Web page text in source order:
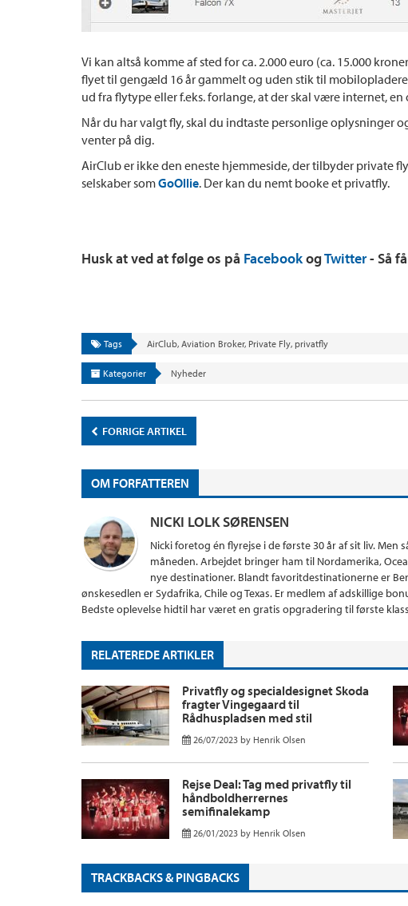
Vi kan altså komme af sted for ca. 2.000 euro (ca. 15.000
flyet til gengæld 16 år gammelt og uden stik til
ud fra flytype eller f.eks. forlange, at der skal være internet,
Når du har valgt fly, skal du indtaste personlige oplysninger
venter på dig.
AirClub er ikke den eneste hjemmeside, der tilbyder private
selskaber somGoOllie. Der kan du nemt booke et privatfly.
Husk at ved at følge os på FacebookogTwitter- Så
Tags AirClub, Aviation Broker, Private Fly, privatfly
Kategorier Nyheder
FORRIGE ARTIKEL
OM FORFATTEREN
NICKI LOLK SØRENSEN
Nicki foretog én flyrejse i de første 30 år af sit liv.
måneden. Arbejdet bringer ham til Nordamerika,
nye destinationer. Blandt favoritdestinationerne er
ønskesedlen er Sydafrika, Chile og Texas. Er medlem af adskillige
Bedste oplevelse hidtil har været en gratis opgradering til første
RELATEREDE ARTIKLER
Privatfly og specialdesignet Skoda
fragter Vingegaard til
Rådhuspladsen med stil
26/07/2023 by Henrik Olsen
Rejse Deal: Tag med privatfly til
håndboldherrernes
semifinalekamp
26/01/2023 by Henrik Olsen
TRACKBACKS & PINGBACKS